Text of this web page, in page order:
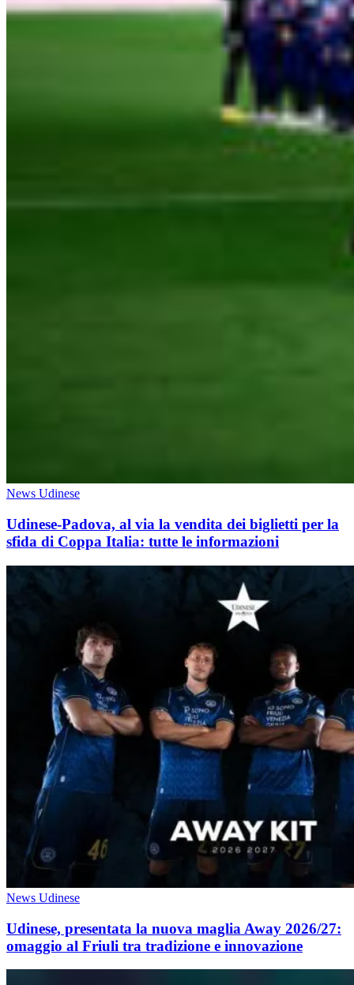
News Udinese
Udinese-Padova, al via la vendita dei biglietti per la
sfida di Coppa Italia: tutte le informazioni
News Udinese
Udinese, presentata la nuova maglia Away 2026/27:
omaggio al Friuli tra tradizione e innovazione